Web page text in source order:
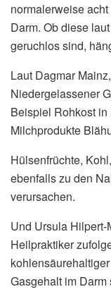
normalerweise
Darm. Ob diese
geruchlos sind,
Laut Dagmar
Niedergelassener
Beispiel Rohkost in
Milchprodukte
Hülsenfrüchte,
ebenfalls zu den
verursachen.
Und Ursula
Heilpraktiker
Gasgehalt im Darm